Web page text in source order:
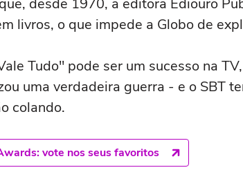
desde 1970, a editora Ediouro
livros, o que impede a Globo de
Tudo" pode ser um sucesso na
uma verdadeira guerra - e o SBT
colando.
vote nos seus favoritos